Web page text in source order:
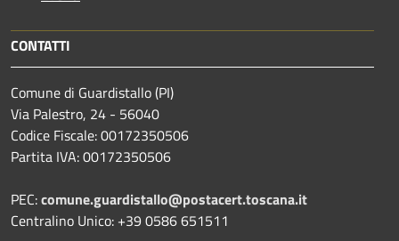
CONTATTI
Comune di Guardistallo (PI)
Via Palestro, 24 - 56040
Codice Fiscale: 00172350506
Partita IVA: 00172350506
PEC:comune.guardistallo@postacert.toscana.it
Centralino Unico: +39 0586 651511